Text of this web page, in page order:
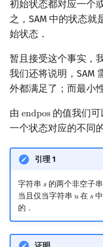
初始状态都对应一个
之，SAM 中的状态就
始状态．
暂且接受这个事实，
我们还将说明，SAM
外都满足了；而最小
由 endpos
endpos的值我们
一个状态对应的不同
引理 1
字符串 𝑠
s的两个非空子串
当且仅当字符串 𝑢
u在 𝑠
s中
的．